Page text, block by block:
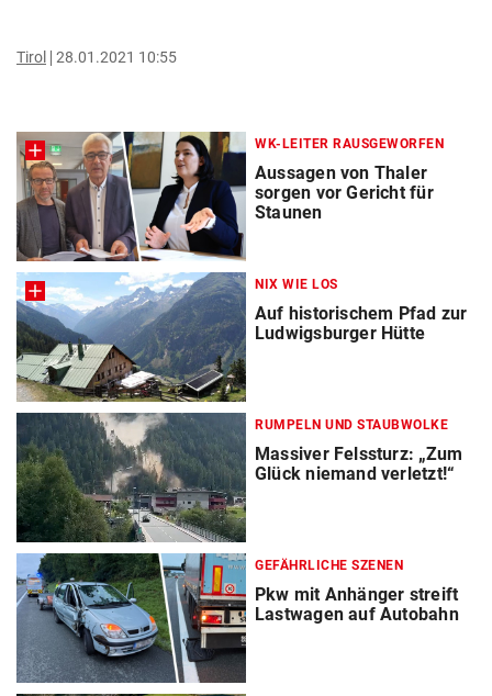
Tirol 28.01.2021 10:55
WK-LEITER RAUSGEWORFEN
Aussagen von Thaler
sorgen vor Gericht für
Staunen
NIX WIE LOS
Auf historischem Pfad zur
Ludwigsburger Hütte
RUMPELN UND STAUBWOLKE
Massiver Felssturz: „Zum
Glück niemand verletzt!“
GEFÄHRLICHE SZENEN
Pkw mit Anhänger streift
Lastwagen auf Autobahn